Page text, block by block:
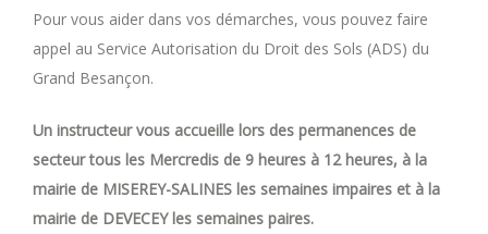
Pour vous aider dans vos démarches, vous pouvez faire
appel au Service Autorisation du Droit des Sols (ADS) du
Grand Besançon.
Un instructeur vous accueille lors des permanences de
secteur tous les Mercredis de 9 heures à 12 heures, à la
mairie de MISEREY-SALINES les semaines impaires et à la
mairie de DEVECEY les semaines paires.